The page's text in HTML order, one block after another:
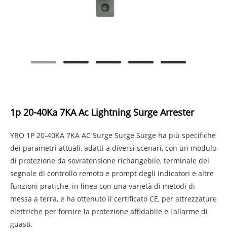
1p 20-40Ka 7KA Ac Lightning Surge Arrester
YRO 1P 20-40KA 7KA AC Surge Surge Surge ha più specifiche
dei parametri attuali, adatti a diversi scenari, con un modulo
di protezione da sovratensione richangebile, terminale del
segnale di controllo remoto e prompt degli indicatori e altre
funzioni pratiche, in linea con una varietà di metodi di
messa a terra, e ha ottenuto il certificato CE, per attrezzature
elettriche per fornire la protezione affidabile e l'allarme di
guasti.